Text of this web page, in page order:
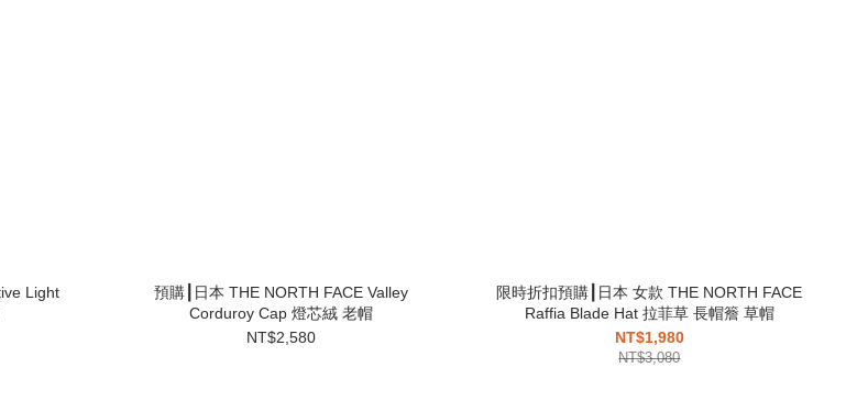
預購┃日本 THE NORTH FACE Valley
Corduroy Cap 燈芯絨 老帽
NT$2,580
限時折扣預購┃日本 女款 THE NORTH FACE
Raffia Blade Hat 拉菲草 長帽簷 草帽
NT$1,980
NT$3,080